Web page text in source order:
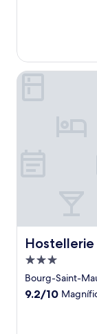
Hostellerie
Propiedad
de
3.0
Bourg-Saint-
9.2
9.2/10
Hostellerie du